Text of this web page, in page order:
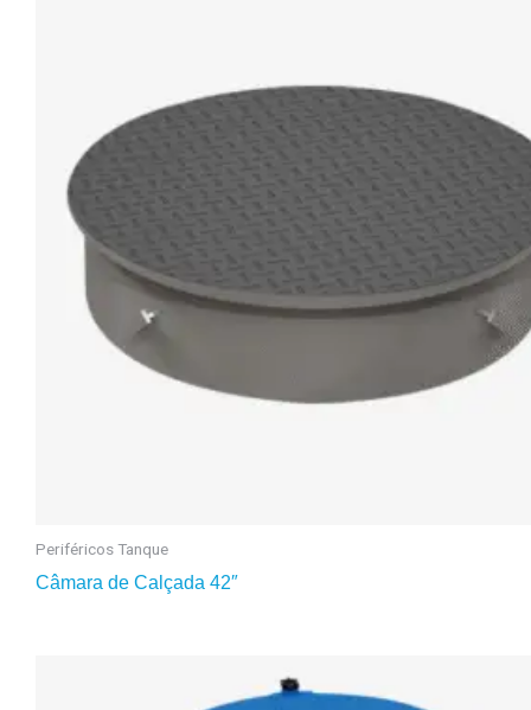
Periféricos Tanque
Câmara de Calçada 42″